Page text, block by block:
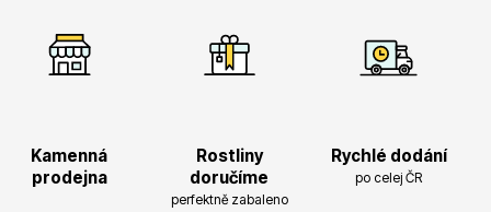
Kamenná
prodejna
Rostliny
doručíme
perfektně zabaleno
Rychlé dodání
po celej ČR